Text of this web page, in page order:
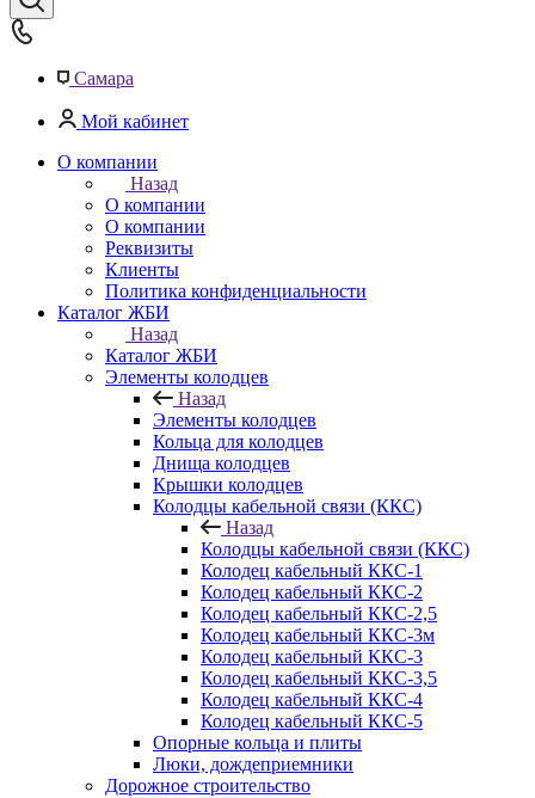
Самара
Мой кабинет
О компании
Назад
О компании
О компании
Реквизиты
Клиенты
Политика конфиденциальности
Каталог ЖБИ
Назад
Каталог ЖБИ
Элементы колодцев
Назад
Элементы колодцев
Кольца для колодцев
Днища колодцев
Крышки колодцев
Колодцы кабельной связи (ККС)
Назад
Колодцы кабельной связи (ККС)
Колодец кабельный ККС-1
Колодец кабельный ККС-2
Колодец кабельный ККС-2,5
Колодец кабельный ККС-3м
Колодец кабельный ККС-3
Колодец кабельный ККС-3,5
Колодец кабельный ККС-4
Колодец кабельный ККС-5
Опорные кольца и плиты
Люки, дождеприемники
Дорожное строительство